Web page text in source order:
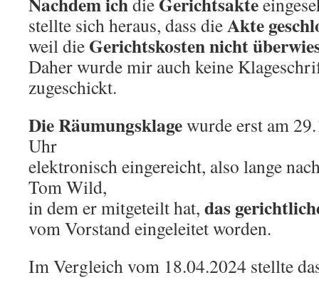
stellte sich heraus, dass dieAkte
weil die Gerichtskosten nicht
Daher wurde mir auch keine
zugeschickt.
Die Räumungsklagewurde erst am
Uhr
elektronisch eingereicht, also lange
Tom Wild,
in dem er mitgeteilt hat, das
vom Vorstand eingeleitet worden.
Im Vergleich vom 18.04.2024 stellte